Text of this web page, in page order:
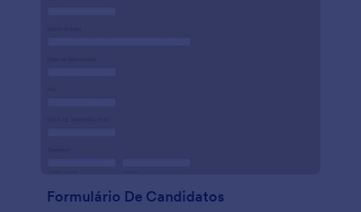
Formulário De Candidatos